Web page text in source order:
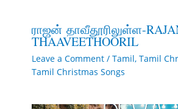
ராஜன் தாவீதூரிலுள்ள-
THAAVEETHOORIL
Leave a Comment / Tamil, Tamil
Tamil Christmas Songs